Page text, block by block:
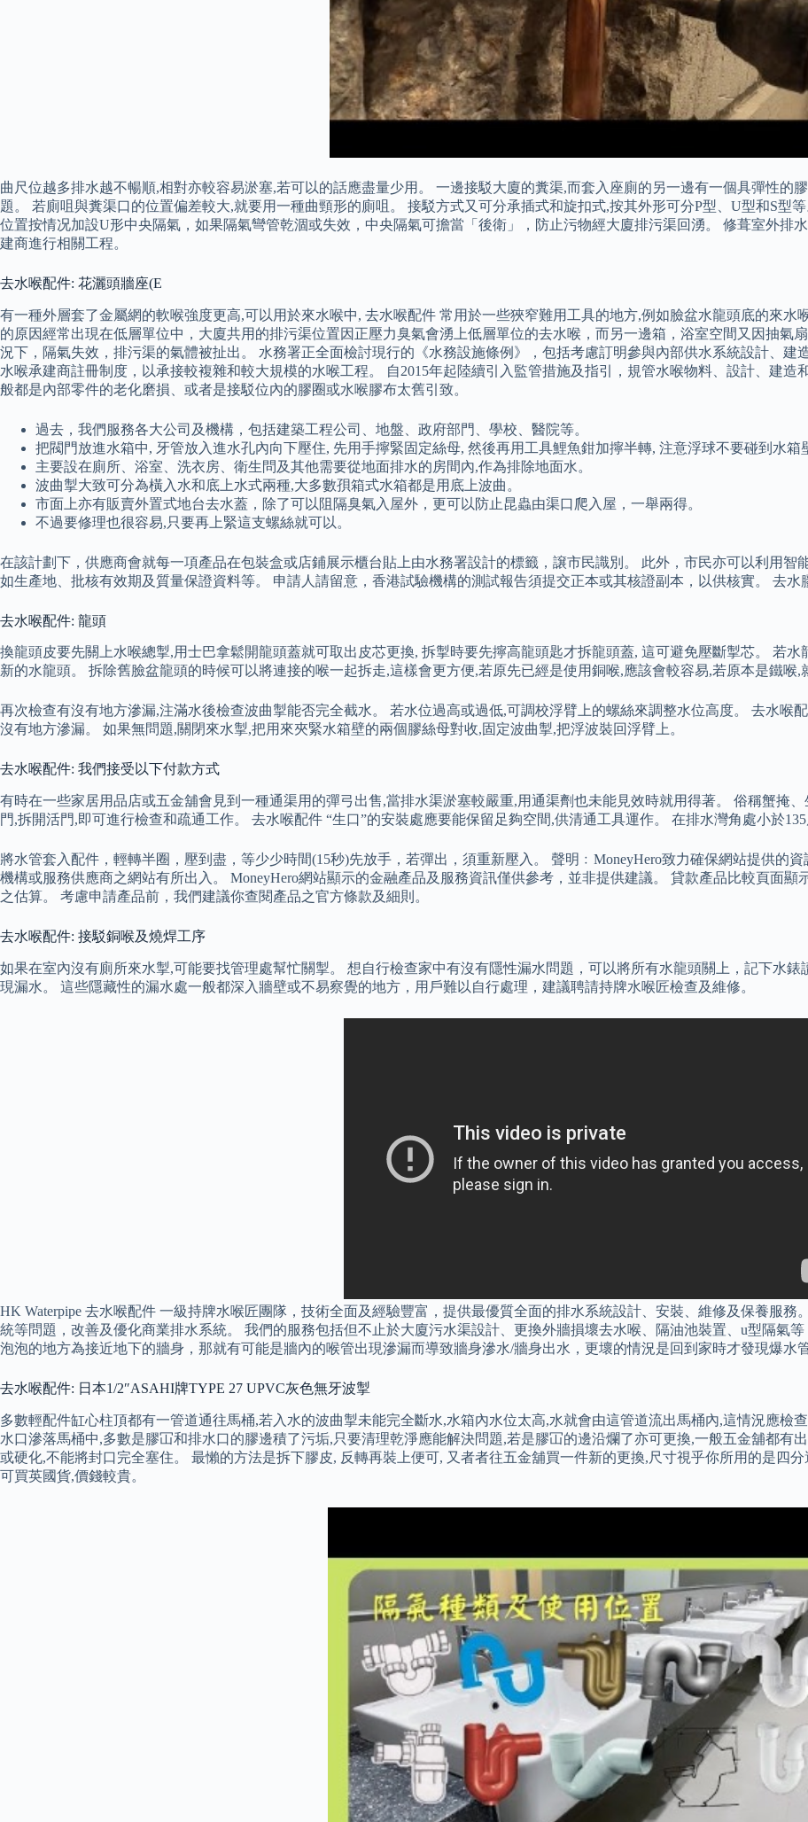
曲尺位越多排水越不暢順,相對亦較容易淤塞,若可以的話應盡量少用。 一邊接駁大廈的糞渠,而套入座廁的另一邊有一個具彈性的
題。 若廁咀與糞渠口的位置偏差較大,就要用一種曲頸形的廁咀。 接駁方式又可分承插式和旋扣式,按其外形可分P型、U型和S型
位置按情况加設U形中央隔氣，如果隔氣彎管乾涸或失效，中央隔氣可擔當「後衛」，防止污物經大廈排污渠回湧。 修葺室外排
建商進行相關工程。
去水喉配件: 花灑頭牆座(E
有一種外層套了金屬網的軟喉強度更高,可以用於來水喉中, 去水喉配件 常用於一些狹窄難用工具的地方,例如臉盆水龍頭底的來
的原因經常出現在低層單位中，大廈共用的排污渠位置因正壓力臭氣會湧上低層單位的去水喉，而另一邊箱，浴室空間又因抽氣
況下，隔氣失效，排污渠的氣體被扯出。 水務署正全面檢討現行的《水務設施條例》，包括考慮訂明參與內部供水系統設計、
水喉承建商註冊制度，以承接較複雜和較大規模的水喉工程。 自2015年起陸續引入監管措施及指引，規管水喉物料、設計、建
般都是內部零件的老化磨損、或者是接駁位內的膠圈或水喉膠布太舊引致。
過去，我們服務各大公司及機構，包括建築工程公司、地盤、政府部門、學校、醫院等。
把閥門放進水箱中, 牙管放入進水孔內向下壓住, 先用手擰緊固定絲母, 然後再用工具鯉魚鉗加擰半轉, 注意浮球不要碰到水箱
主要設在廁所、浴室、洗衣房、衛生問及其他需要從地面排水的房間內,作為排除地面水。
波曲掣大致可分為橫入水和底上水式兩種,大多數孭箱式水箱都是用底上波曲。
市面上亦有販賣外置式地台去水蓋，除了可以阻隔臭氣入屋外，更可以防止昆蟲由渠口爬入屋，一舉兩得。
不過要修理也很容易,只要再上緊這支螺絲就可以。
在該計劃下，供應商會就每一項產品在包裝盒或店鋪展示櫃台貼上由水務署設計的標籤，譲市民識別。 此外，市民亦可以利用智
如生產地、批核有效期及質量保證資料等。 申請人請留意，香港試驗機構的測試報告須提交正本或其核證副本，以供核實。 去水
去水喉配件: 龍頭
換龍頭皮要先關上水喉總掣,用士巴拿鬆開龍頭蓋就可取出皮芯更換, 拆掣時要先擰高龍頭匙才拆龍頭蓋, 這可避免壓斷掣芯。 若
新的水龍頭。 拆除舊臉盆龍頭的時候可以將連接的喉一起拆走,這樣會更方便,若原先已經是使用銅喉,應該會較容易,若原本是鐵喉,
再次檢查有沒有地方滲漏,注滿水後檢查波曲掣能否完全截水。 若水位過高或過低,可調校浮臂上的螺絲來調整水位高度。 去水喉
沒有地方滲漏。 如果無問題,關閉來水掣,把用來夾緊水箱壁的兩個膠絲母對收,固定波曲掣,把浮波裝回浮臂上。
去水喉配件: 我們接受以下付款方式
有時在一些家居用品店或五金舖會見到一種通渠用的彈弓出售,當排水渠淤塞較嚴重,用通渠劑也未能見效時就用得著。 俗稱蟹掩
門,拆開活門,即可進行檢查和疏通工作。 去水喉配件 “生口”的安裝處應要能保留足夠空間,供清通工具運作。 在排水灣角處小於
將水管套入配件，輕轉半圈，壓到盡，等少少時間(15秒)先放手，若彈出，須重新壓入。 聲明﹕MoneyHero致力確保網站提供的
機構或服務供應商之網站有所出入。 MoneyHero網站顯示的金融產品及服務資訊僅供參考，並非提供建議。 貸款產品比較頁面
之估算。 考慮申請產品前，我們建議你查閱產品之官方條款及細則。
去水喉配件: 接駁銅喉及燒焊工序
如果在室內沒有廁所來水掣,可能要找管理處幫忙關掣。 想自行檢查家中有沒有隱性漏水問題，可以將所有水龍頭關上，記下水
現漏水。 這些隱藏性的漏水處一般都深入牆壁或不易察覺的地方，用戶難以自行處理，建議聘請持牌水喉匠檢查及維修。
HK Waterpipe 去水喉配件 一級持牌水喉匠團隊，技術全面及經驗豐富，提供最優質全面的排水系統設計、安裝、維修及保養服
統等問題，改善及優化商業排水系統。 我們的服務包括但不止於大廈污水渠設計、更換外牆損壞去水喉、隔油池裝置、u型隔氣
泡泡的地方為接近地下的牆身，那就有可能是牆內的喉管出現滲漏而導致牆身滲水/牆身出水，更壞的情況是回到家時才發現爆水
去水喉配件: 日本1/2″ASAHI牌TYPE 27 UPVC灰色無牙波掣
多數輕配件缸心柱頂都有一管道通往馬桶,若入水的波曲掣未能完全斷水,水箱內水位太高,水就會由這管道流出馬桶內,這情況應檢
水口滲落馬桶中,多數是膠冚和排水口的膠邊積了污垢,只要清理乾淨應能解決問題,若是膠冚的邊沿爛了亦可更換,一般五金舖都有
或硬化,不能將封口完全塞住。 最懶的方法是拆下膠皮, 反轉再裝上便可, 又者者往五金舖買一件新的更換,尺寸視乎你所用的是四
可買英國貨,價錢較貴。